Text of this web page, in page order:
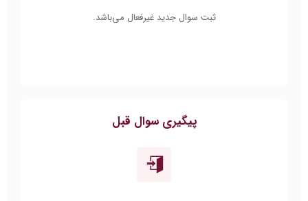
ثبت سوال جدید غیرفعال می‌باشد.
پیگیری سوال قبل